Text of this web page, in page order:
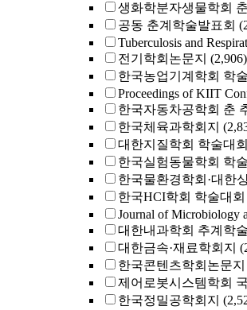
생화학분자생물학회
공동 춘계학술발표회
Tuberculosis and
전기학회논문지 (2,906)
한국농업기계학회 학
Proceedings of KIIT
한국자동차공학회 춘
한국체육과학회지
대한지질학회 학술대회
한국실험동물학회 학
한국물환경학회·대한
한국HCI학회 학술대회
Journal of Microbiology
대한내과학회 추계학
대한금속·재료학회지
한국콘텐츠학회논문지
제어로봇시스템학회
한국정밀공학회지